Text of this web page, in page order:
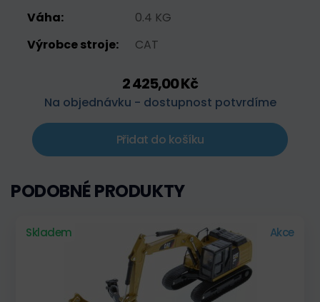
Váha:
0.4 KG
Výrobce stroje:
CAT
2 425,00 Kč
Na objednávku - dostupnost potvrdíme
Přidat do košíku
PODOBNÉ PRODUKTY
Skladem Akce